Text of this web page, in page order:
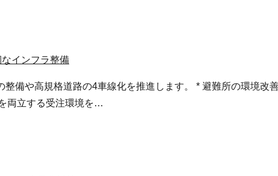
インフラ整備
備や高規格道路の4車線化を推進します。 * 避難所の環境改
両立する受注環境を…